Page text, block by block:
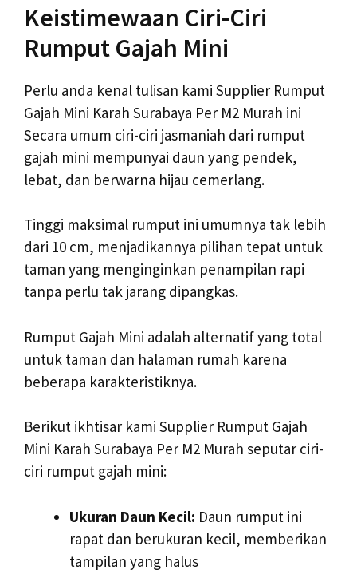
Keistimewaan Ciri-Ciri
Rumput Gajah Mini
Perlu anda kenal tulisan kami Supplier Rumput
Gajah Mini Karah Surabaya Per M2 Murah ini
Secara umum ciri-ciri jasmaniah dari rumput
gajah mini mempunyai daun yang pendek,
lebat, dan berwarna hijau cemerlang.
Tinggi maksimal rumput ini umumnya tak lebih
dari 10 cm, menjadikannya pilihan tepat untuk
taman yang menginginkan penampilan rapi
tanpa perlu tak jarang dipangkas.
Rumput Gajah Mini adalah alternatif yang total
untuk taman dan halaman rumah karena
beberapa karakteristiknya.
Berikut ikhtisar kami Supplier Rumput Gajah
Mini Karah Surabaya Per M2 Murah seputar ciri-
ciri rumput gajah mini:
Ukuran Daun Kecil: Daun rumput ini
rapat dan berukuran kecil, memberikan
tampilan yang halus